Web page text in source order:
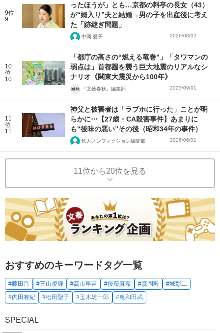
9位
9
ったほうが」とも…京都の料亭の長女（43）
が“婿入り”夫と結婚→男の子を出産後に考え
た「跡継ぎ問題」
中岡 愛子 2026/08/02
10
位
10
「都庁の高さの“燃える竜巻”」「タワマンの
弱点は」首都圏を襲う巨大地震のリアルなシ
ナリオ《関東大震災から100年》
「文藝春秋」編集部 2023/09/01
11
位
11
神父と被害者は「ラブホに行った」ことが明
らかに⋯【27歳・CA殺害事件】あまりに
も“後味の悪い”その後（昭和34年の事件）
鉄人ノンフィクション編集部 2026/06/01
11位から20位を見る
おすすめのキーワードタグ一覧
#藤田晋 #三山凌輝 #高市早苗 #後藤真希 #森岡毅
#城彰二
#内田有紀
#松田聖子 #玉木雄一郎 #亀和田武
SPECIAL